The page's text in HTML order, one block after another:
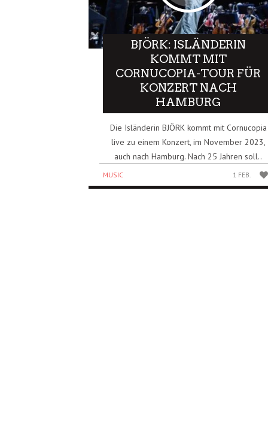
BJÖRK: ISLÄNDERIN
KOMMT MIT
CORNUCOPIA-TOUR FÜR
KONZERT NACH
HAMBURG
Die Isländerin BJÖRK kommt mit Cornucopia
live zu einem Konzert, im November 2023,
auch nach Hamburg. Nach 25 Jahren soll..
MUSIC 1 FEB.